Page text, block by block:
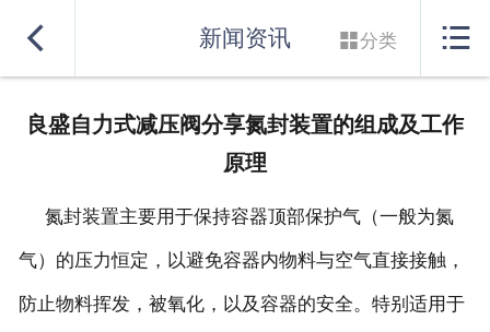
实力良盛
产品系列
服务支持
联系我们
 新闻资讯 分类 
良盛自力式减压阀分享氮封装置的组成及工作
原理
氮封装置主要用于保持容器顶部保护气（一般为氮
气）的压力恒定，以避免容器内物料与空气直接接触，
防止物料挥发，被氧化，以及容器的安全。特别适用于